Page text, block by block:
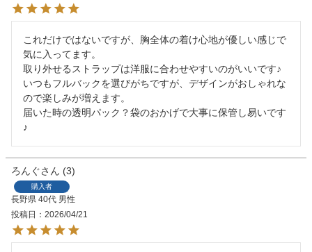
これだけではないですが、胸全体の着け心地が優しい感じで
気に入ってます。
取り外せるストラップは洋服に合わせやすいのがいいです♪
いつもフルバックを選びがちですが、デザインがおしゃれな
ので楽しみが増えます。
届いた時の透明パック？袋のおかげで大事に保管し易いです
♪
ろんぐ 3
購入者
長野県 40代 男性
投稿日
2026/04/21